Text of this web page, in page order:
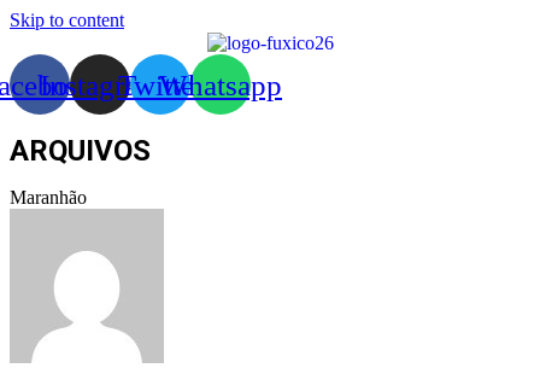
Skip to content
InstagramTwitterWhatsapp
ARQUIVOS
Maranhão